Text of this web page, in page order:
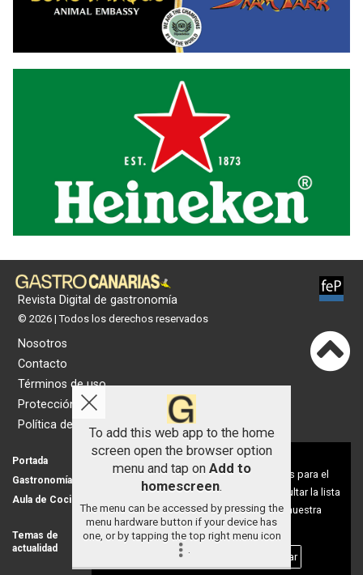
Revista Digital de gastronomía
© 2026 | Todos los derechos reservados
Nosotros
Contacto
Términos de uso
Protección de datos
Política de cookies
Portada
Actualidad
Gastronomía
Aula de Cocina
Temas de
actualidad
Nosotros
To add this web app to the home
screen open the browser option
menu and tap on Add to
homescreen.
The menu can be accessed by pressing the
menu hardware button if your device has
one, or by tapping the top right menu icon
.
Aviso sobre el Uso de cookies:
Utilizamos cookies nuestras y de terceros para el
funcionamiento del digital. Puedes consultar la lista
de cookies y como desconectarlas. Ver nuestra
Política de Privacidad y Cookies
Aceptar Cookies Personalizar